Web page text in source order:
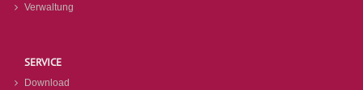
Verwaltung
SERVICE
Download